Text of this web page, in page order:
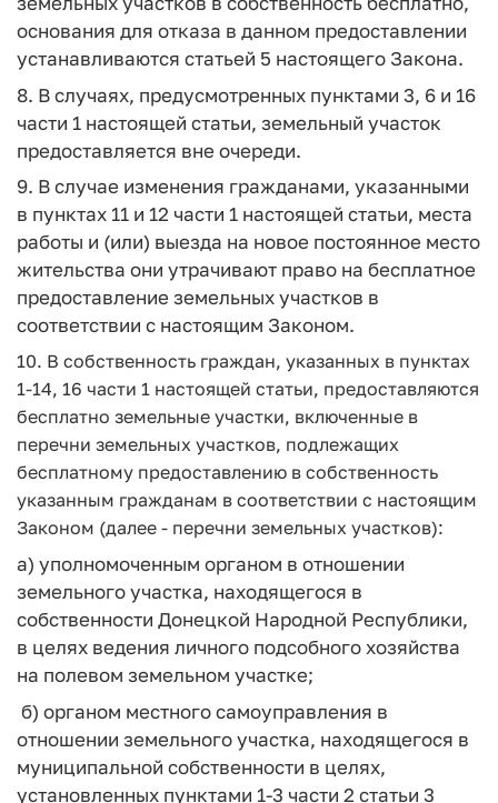
основания для отказа в данном предоставлении
устанавливаются статьей 5 настоящего Закона.
8. В случаях, предусмотренных пунктами 3, 6 и 16
части 1 настоящей статьи, земельный участок
предоставляется вне очереди.
9. В случае изменения гражданами, указанными
в пунктах 11 и 12 части 1 настоящей статьи, места
работы и (или) выезда на новое постоянное место
жительства они утрачивают право на бесплатное
предоставление земельных участков в
соответствии с настоящим Законом.
10. В собственность граждан, указанных в пунктах
1-14, 16 части 1 настоящей статьи, предоставляются
бесплатно земельные участки, включенные в
перечни земельных участков, подлежащих
бесплатному предоставлению в собственность
указанным гражданам в соответствии с настоящим
Законом (далее - перечни земельных участков):
а) уполномоченным органом в отношении
земельного участка, находящегося в
собственности Донецкой Народной Республики,
в целях ведения личного подсобного хозяйства
на полевом земельном участке;
б) органом местного самоуправления в
отношении земельного участка, находящегося в
муниципальной собственности в целях,
установленных пунктами 1-3 части 2 статьи 3